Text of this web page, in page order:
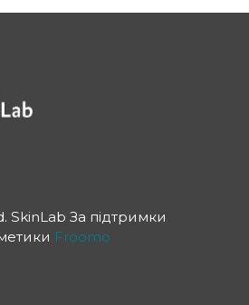
SkinLab За підтримки
Froomo